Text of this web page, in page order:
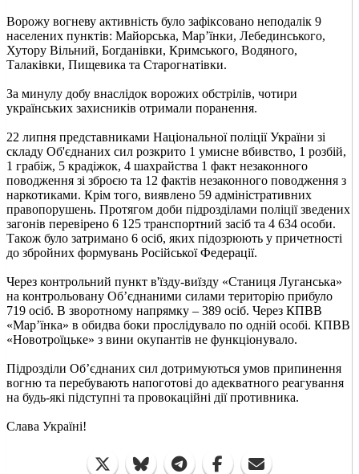
Ворожу вогневу активність було зафіксовано неподалік 9
населених пунктів: Майорська, Мар’їнки, Лебединського,
Хутору Вільний, Богданівки, Кримського, Водяного,
Талаківки, Пищевика та Старогнатівки.
За минулу добу внаслідок ворожих обстрілів, чотири
українських захисників отримали поранення.
22 липня представниками Національної поліції України зі
складу Об'єднаних сил розкрито 1 умисне вбивство, 1 розбій,
1 грабіж, 5 крадіжок, 4 шахрайства 1 факт незаконного
поводження зі зброєю та 12 фактів незаконного поводження з
наркотиками. Крім того, виявлено 59 адміністративних
правопорушень. Протягом доби підрозділами поліції зведених
загонів перевірено 6 125 транспортний засіб та 4 634 особи.
Також було затримано 6 осіб, яких підозрюють у причетності
до збройних формувань Російської Федерації.
Через контрольний пункт в'їзду-виїзду «Станиця Луганська»
на контрольовану Об’єднаними силами територію прибуло
719 осіб. В зворотному напрямку – 389 осіб. Через КПВВ
«Мар’їнка» в обидва боки прослідувало по одній особі. КПВВ
«Новотроїцьке» з вини окупантів не функціонувало.
Підрозділи Об’єднаних сил дотримуються умов припинення
вогню та перебувають напоготові до адекватного реагування
на будь-які підступні та провокаційні дії противника.
Слава Україні!